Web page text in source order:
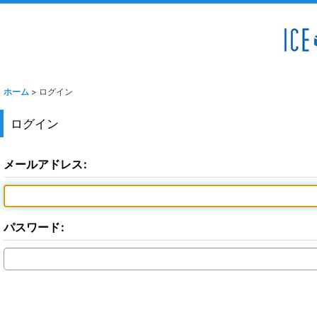
ホーム > ログイン
ログイン
メールアドレス:
パスワード: